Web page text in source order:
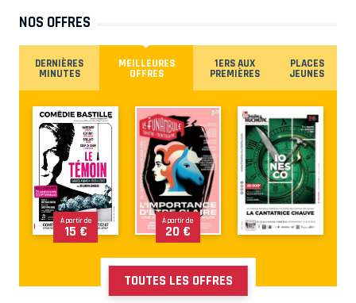
NOS OFFRES
DERNIÈRES
MINUTES
MEILLEURES
OFFRES
1ERS AUX
PREMIÈRES
PLACES
JEUNES
À partir de
15 €
À partir de
20 €
TOUTES LES OFFRES